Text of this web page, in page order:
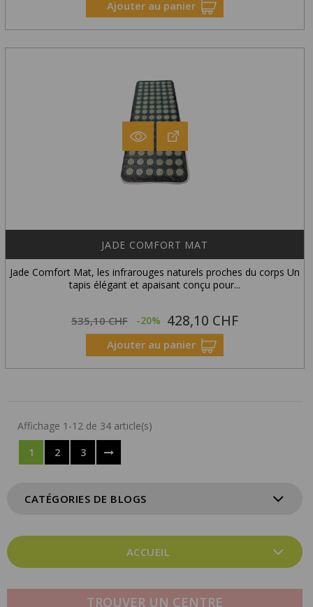
Ajouter au panier
Exclusivité Web !
JADE COMFORT MAT
Jade Comfort Mat, les infrarouges naturels proches du corps Un
tapis élégant et apaisant conçu pour...
Prix
habituel
535,10 CHF -20% Prix
428,10 CHF
Ajouter au panier
Affichage 1-12 de 34 article(s)
1
2 3
CATÉGORIES DE BLOGS
ACCUEIL
TROUVER UN CENTRE